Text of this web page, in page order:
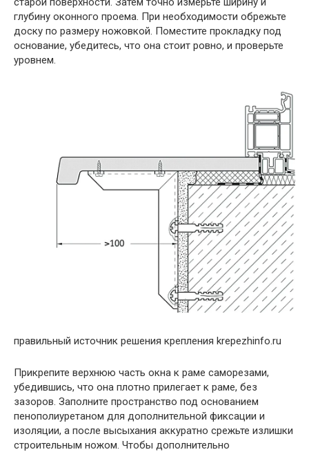
глубину оконного проема. При необходимости обрежьте
доску по размеру ножовкой. Поместите прокладку под
основание, убедитесь, что она стоит ровно, и проверьте
уровнем.
правильный источник решения крепления krepezhinfo.ru
Прикрепите верхнюю часть окна к раме саморезами,
убедившись, что она плотно прилегает к раме, без
зазоров. Заполните пространство под основанием
пенополиуретаном для дополнительной фиксации и
изоляции, а после высыхания аккуратно срежьте излишки
строительным ножом. Чтобы дополнительно